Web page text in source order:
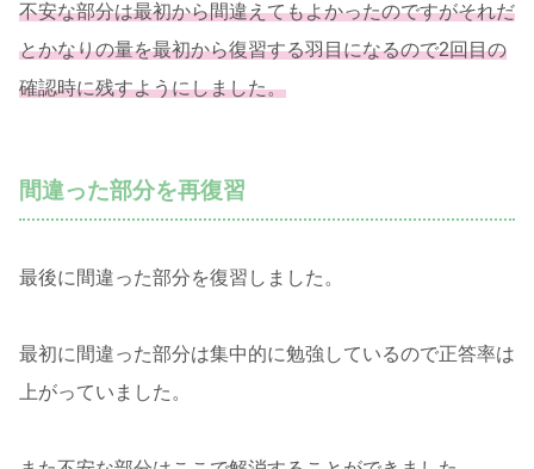
不安な部分は最初から間違えてもよかったのですがそれだ
とかなりの量を最初から復習する羽目になるので2回目の
確認時に残すようにしました。
間違った部分を再復習
最後に間違った部分を復習しました。
最初に間違った部分は集中的に勉強しているので正答率は
上がっていました。